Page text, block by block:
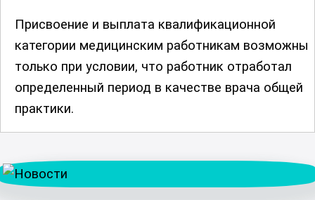
Присвоение и выплата квалификационной
категории медицинским работникам возможны
только при условии, что работник отработал
определенный период в качестве врача общей
практики.